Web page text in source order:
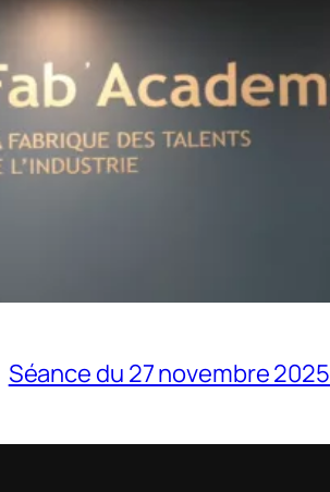
Séance du 27 novembre 2025